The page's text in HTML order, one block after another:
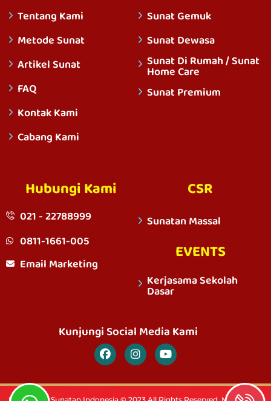
Tentang Kami
Metode Sunat
Artikel Sunat
FAQ
Kontak Kami
Cabang Kami
Sunat Gemuk
Sunat Dewasa
Sunat Di Rumah / Sunat
Home Care
Sunat Premium
Hubungi Kami
021 - 22788999
0811-1661-005
Email Marketing
CSR
Sunatan Massal
EVENTS
Kerjasama Sekolah
Dasar
Kunjungi Social Media Kami